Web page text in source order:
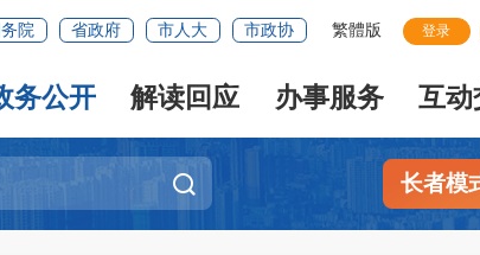
院 省政府 市人大 市政协 繁體版 登录
务公开 解读回应 办事服务 互动
长者模